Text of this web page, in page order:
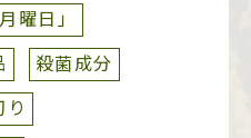
曜日」
殺菌成分